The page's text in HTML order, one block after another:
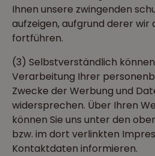
Ihnen unsere zwingenden
aufzeigen, aufgrund derer wir
fortführen.
(3) Selbstverständlich
Verarbeitung Ihrer
Zwecke der Werbung und
widersprechen. Über Ihren
können Sie uns unter den
bzw. im dort verlinkten
Kontaktdaten informieren.